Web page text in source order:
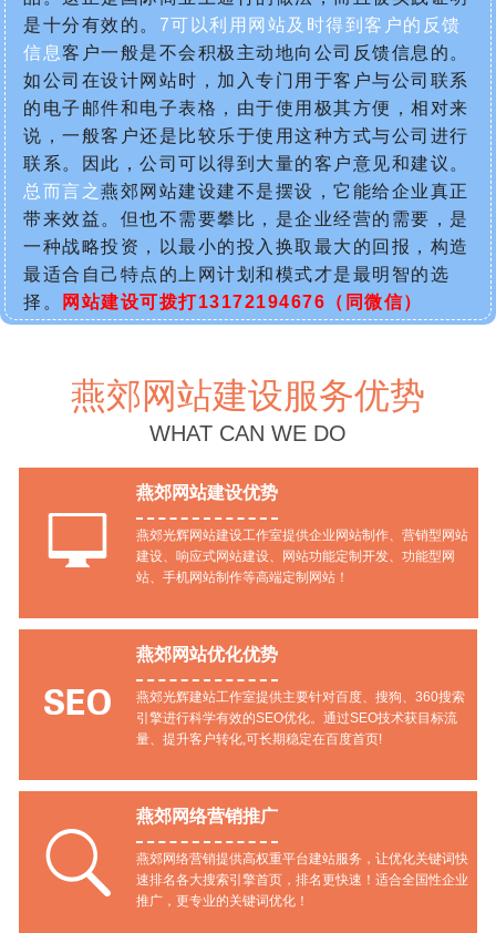
是十分有效的。 7可以利用网站及时得到客户的反馈
信息客户一般是不会积极主动地向公司反馈信息的。
如公司在设计网站时，加入专门用于客户与公司联系
的电子邮件和电子表格，由于使用极其方便，相对来
说，一般客户还是比较乐于使用这种方式与公司进行
联系。因此，公司可以得到大量的客户意见和建议。
总而言之 燕郊网站建设建不是摆设，它能给企业真正
带来效益。但也不需要攀比，是企业经营的需要，是
一种战略投资，以最小的投入换取最大的回报，构造
最适合自己特点的上网计划和模式才是最明智的选
择。
网站建设可拨打13172194676（同微信）
燕郊网站建设服务优势
WHAT CAN WE DO

燕郊网站建设优势
燕郊光辉网站建设工作室提供企业网站制作、营销型网站
建设、响应式网站建设、网站功能定制开发、功能型网
站、手机网站制作等高端定制网站！

燕郊网站优化优势
燕郊光辉建站工作室提供主要针对百度、搜狗、360搜索
引擎进行科学有效的SEO优化。通过SEO技术获目标流
量、提升客户转化,可长期稳定在百度首页!

燕郊网络营销推广
燕郊网络营销提供高权重平台建站服务，让优化关键词快
速排名各大搜索引擎首页，排名更快速！适合全国性企业
推广，更专业的关键词优化！